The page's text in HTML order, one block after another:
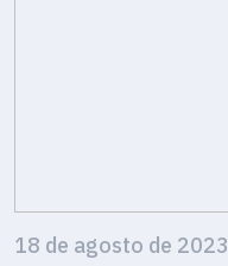
18 de agosto de 2023